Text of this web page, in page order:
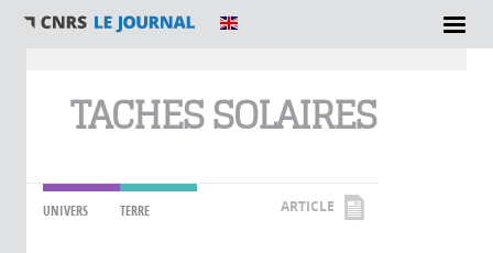
TACHES SOLAIRES
UNIVERS TERRE ARTICLE